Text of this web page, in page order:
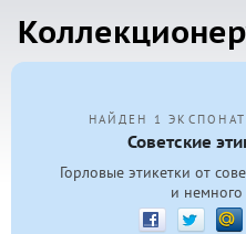
НАЙДЕН 1 ЭКСПОНАТ
Советские
Горловые этикетки от
и немного